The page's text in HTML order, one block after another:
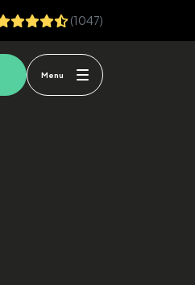
(1047)
Menu